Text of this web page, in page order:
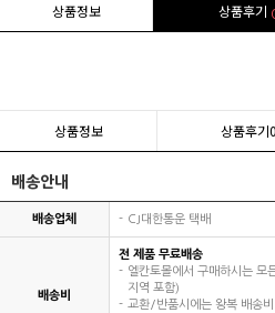
상품정보 상품후기
상품정보 상품후기0
배송안내
배송업체 CJ대한통운 택배
배송비
전 제품 무료배송
엘칸토몰에서 구매하시는 모
지역 포함)
교환/반품시에는 왕복 배송